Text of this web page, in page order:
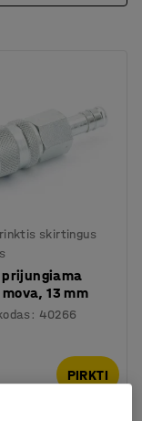
skirtingus
13 mm
: 40266
PIRKTI